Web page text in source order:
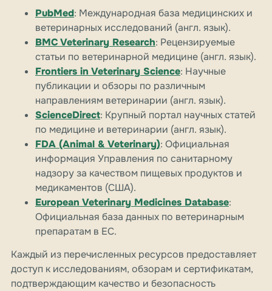
PubMed: Международная база медицинских и
ветеринарных исследований (англ. язык).
BMC Veterinary Research: Рецензируемые
статьи по ветеринарной медицине (англ. язык).
Frontiers in Veterinary Science: Научные
публикации и обзоры по различным
направлениям ветеринарии (англ. язык).
ScienceDirect: Крупный портал научных статей
по медицине и ветеринарии (англ. язык).
FDA (Animal & Veterinary): Официальная
информация Управления по санитарному
надзору за качеством пищевых продуктов и
медикаментов (США).
European Veterinary Medicines Database:
Официальная база данных по ветеринарным
препаратам в ЕС.
Каждый из перечисленных ресурсов предоставляет
доступ к исследованиям, обзорам и сертификатам,
подтверждающим качество и безопасность